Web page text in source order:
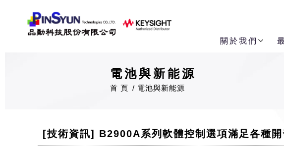
關於我們
電池與新能源
首 頁 電池與新能源
[技術資訊] B2900A系列軟體控制選項滿足各種